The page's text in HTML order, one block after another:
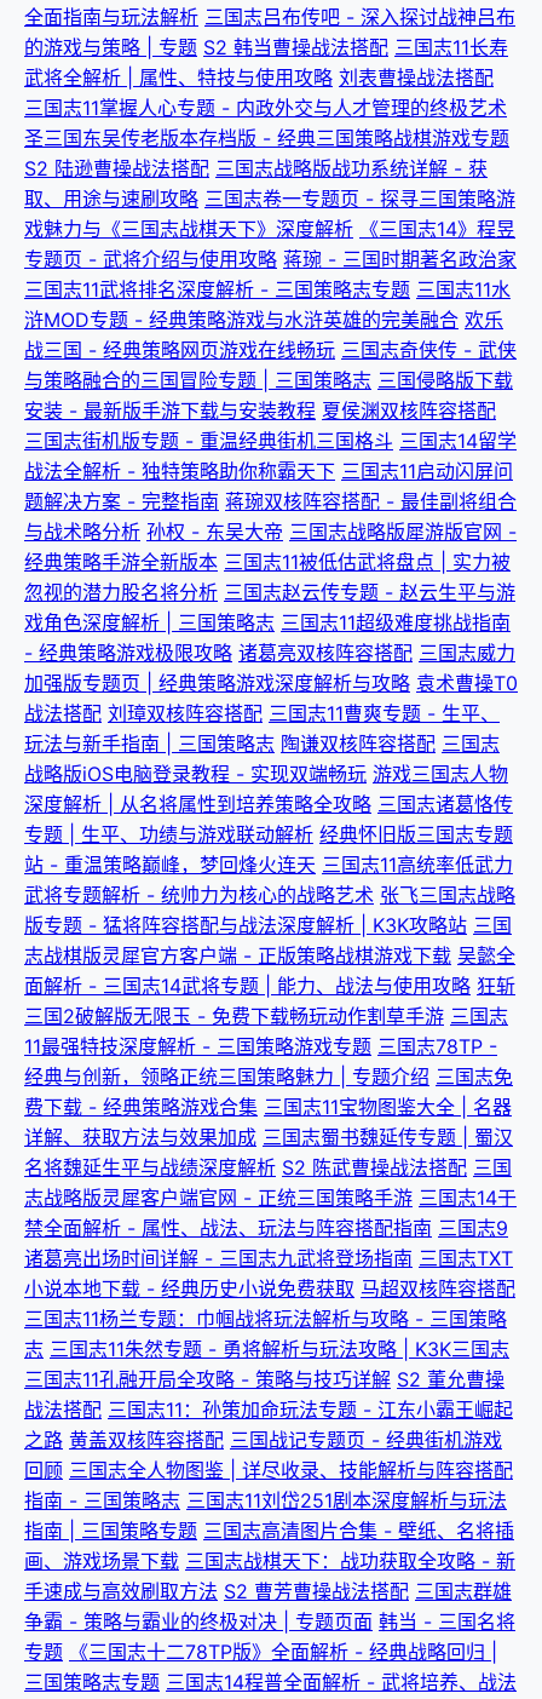
全面指南与玩法解析 三国志吕布传吧 - 深入探讨战神吕布
的游戏与策略 | 专题 S2 韩当曹操战法搭配 三国志11长寿
武将全解析 | 属性、特技与使用攻略 刘表曹操战法搭配
三国志11掌握人心专题 - 内政外交与人才管理的终极艺术
圣三国东吴传老版本存档版 - 经典三国策略战棋游戏专题
S2 陆逊曹操战法搭配 三国志战略版战功系统详解 - 获
取、用途与速刷攻略 三国志卷一专题页 - 探寻三国策略游
戏魅力与《三国志战棋天下》深度解析
《三国志14》程昱
专题页 - 武将介绍与使用攻略 蒋琬 - 三国时期著名政治家
三国志11武将排名深度解析 - 三国策略志专题 三国志11水
浒MOD专题 - 经典策略游戏与水浒英雄的完美融合 欢乐
战三国 - 经典策略网页游戏在线畅玩 三国志奇侠传 - 武侠
与策略融合的三国冒险专题 | 三国策略志 三国侵略版下载
安装 - 最新版手游下载与安装教程 夏侯渊双核阵容搭配
三国志街机版专题 - 重温经典街机三国格斗 三国志14留学
战法全解析 - 独特策略助你称霸天下 三国志11启动闪屏问
题解决方案 - 完整指南 蒋琬双核阵容搭配 - 最佳副将组合
与战术略分析 孙权 - 东吴大帝 三国志战略版犀游版官网 -
经典策略手游全新版本 三国志11被低估武将盘点 | 实力被
忽视的潜力股名将分析 三国志赵云传专题 - 赵云生平与游
戏角色深度解析 | 三国策略志 三国志11超级难度挑战指南
- 经典策略游戏极限攻略 诸葛亮双核阵容搭配 三国志威力
加强版专题页 | 经典策略游戏深度解析与攻略 袁术曹操T0
战法搭配 刘璋双核阵容搭配 三国志11曹爽专题 - 生平、
玩法与新手指南 | 三国策略志 陶谦双核阵容搭配 三国志
战略版iOS电脑登录教程 - 实现双端畅玩 游戏三国志人物
深度解析 | 从名将属性到培养策略全攻略 三国志诸葛恪传
专题 | 生平、功绩与游戏联动解析 经典怀旧版三国志专题
站 - 重温策略巅峰，梦回烽火连天 三国志11高统率低武力
武将专题解析 - 统帅力为核心的战略艺术 张飞三国志战略
版专题 - 猛将阵容搭配与战法深度解析 | K3K攻略站 三国
志战棋版灵犀官方客户端 - 正版策略战棋游戏下载 吴懿全
面解析 - 三国志14武将专题 | 能力、战法与使用攻略 狂斩
三国2破解版无限玉 - 免费下载畅玩动作割草手游 三国志
11最强特技深度解析 - 三国策略游戏专题 三国志78TP -
经典与创新，领略正统三国策略魅力 | 专题介绍 三国志免
费下载 - 经典策略游戏合集 三国志11宝物图鉴大全 | 名器
详解、获取方法与效果加成 三国志蜀书魏延传专题 | 蜀汉
名将魏延生平与战绩深度解析 S2 陈武曹操战法搭配 三国
志战略版灵犀客户端官网 - 正统三国策略手游 三国志14于
禁全面解析 - 属性、战法、玩法与阵容搭配指南 三国志9
诸葛亮出场时间详解 - 三国志九武将登场指南 三国志TXT
小说本地下载 - 经典历史小说免费获取 马超双核阵容搭配
三国志11杨兰专题：巾帼战将玩法解析与攻略 - 三国策略
志 三国志11朱然专题 - 勇将解析与玩法攻略 | K3K三国志
三国志11孔融开局全攻略 - 策略与技巧详解 S2 董允曹操
战法搭配 三国志11：孙策加命玩法专题 - 江东小霸王崛起
之路 黄盖双核阵容搭配 三国战记专题页 - 经典街机游戏
回顾 三国志全人物图鉴 | 详尽收录、技能解析与阵容搭配
指南 - 三国策略志 三国志11刘岱251剧本深度解析与玩法
指南 | 三国策略专题 三国志高清图片合集 - 壁纸、名将插
画、游戏场景下载 三国志战棋天下：战功获取全攻略 - 新
手速成与高效刷取方法 S2 曹芳曹操战法搭配 三国志群雄
争霸 - 策略与霸业的终极对决 | 专题页面 韩当 - 三国名将
专题
《三国志十二78TP版》全面解析 - 经典战略回归 |
三国策略志专题 三国志14程普全面解析 - 武将培养、战法